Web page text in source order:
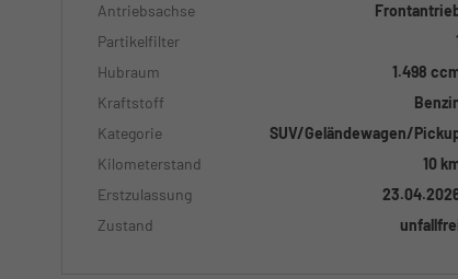
Antriebsachse
Partikelfilter
Hubraum
1.498
Kraftstoff
Kategorie
SUV/Geländewagen/
Kilometerstand
10
Erstzulassung
Zustand